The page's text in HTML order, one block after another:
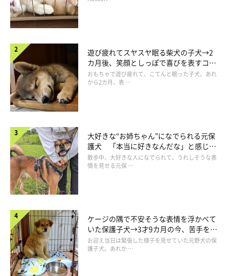
遊び疲れてスヤスヤ眠る柴犬の子犬→2
カ月後、笑顔としっぽで喜びを表すコに
成長！
おもちゃで遊び疲れて、こてんと眠った子犬。あれ
から2カ月、表 …
大好きな“お姉ちゃん”になでられる元保
護犬 「本当に好きなんだな」と感じる
表情にほっこり
散歩中、大好きな人になでられて、うれしそうな表
情を見せる元保 …
ケージの隅で不安そうな表情を浮かべて
いた保護子犬→3才9カ月の今、苦手を克
服し頼もしいコに成長！
お迎え当日は緊張した様子を見せていた元野犬の保
護子犬。あれか …